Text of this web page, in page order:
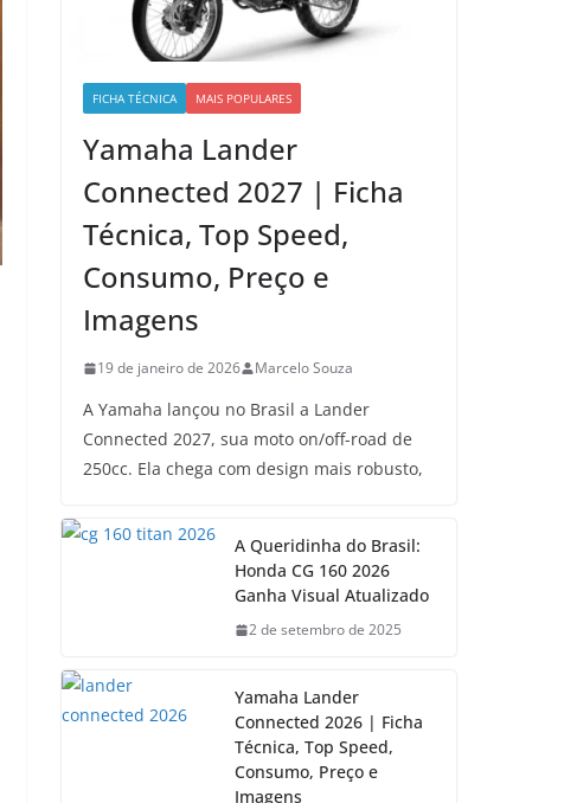
FICHA TÉCNICA MAIS POPULARES
Yamaha Lander
Connected 2027 | Ficha
Técnica, Top Speed,
Consumo, Preço e
Imagens
19 de janeiro de 2026 Marcelo Souza
A Yamaha lançou no Brasil a Lander
Connected 2027, sua moto on/off-road de
250cc. Ela chega com design mais robusto,
A Queridinha do Brasil:
Honda CG 160 2026
Ganha Visual Atualizado
2 de setembro de 2025
Yamaha Lander
Connected 2026 | Ficha
Técnica, Top Speed,
Consumo, Preço e
Imagens